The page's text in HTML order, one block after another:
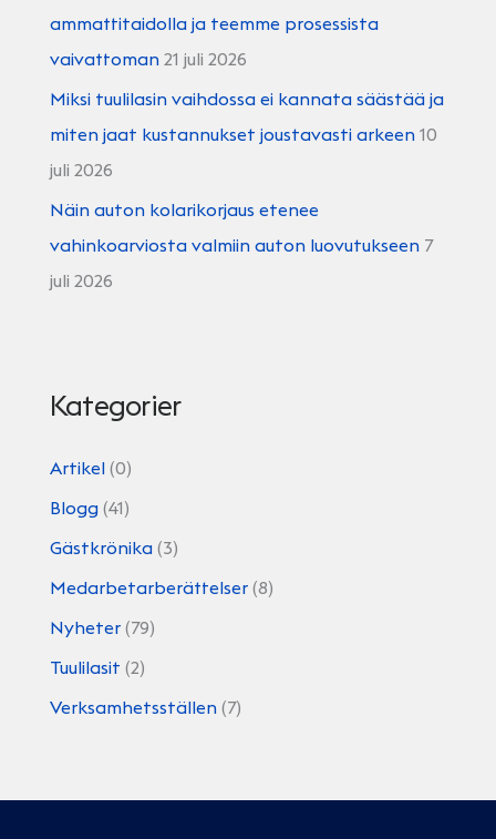
ammattitaidolla ja teemme prosessista
vaivattoman 21 juli 2026
Miksi tuulilasin vaihdossa ei kannata säästää ja
miten jaat kustannukset joustavasti arkeen 10
juli 2026
Näin auton kolarikorjaus etenee
vahinkoarviosta valmiin auton luovutukseen 7
juli 2026
Kategorier
Artikel (0)
Blogg (41)
Gästkrönika (3)
Medarbetarberättelser (8)
Nyheter (79)
Tuulilasit (2)
Verksamhetsställen (7)